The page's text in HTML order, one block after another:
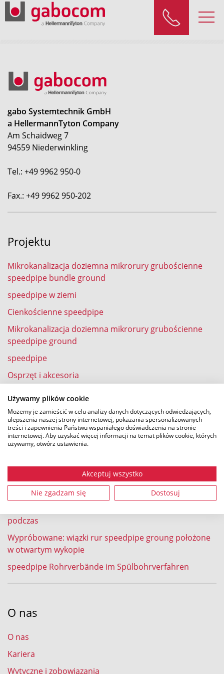
Używamy plików cookie
Możemy je zamieścić w celu analizy danych dotyczących odwiedzających,
ulepszenia naszej strony internetowej, pokazania spersonalizowanych
treści i zapewnienia Państwu wspaniałego doświadczenia na stronie
internetowej. Aby uzyskać więcej informacji na temat plików cookie, których
używamy, otwórz ustawienia.
Akceptuj wszystko
Nie zgadzam się Dostosuj
gabo Systemtechnik GmbH
a HellermannTyton Company
Am Schaidweg 7
94559 Niederwinkling
Tel.: +49 9962 950-0
Fax.: +49 9962 950-202
Projektu
Mikrokanalizacja doziemna mikrorury grubościenne
speedpipe bundle ground
speedpipe w ziemi
Cienkościenne speedpipe
Mikrokanalizacja doziemna mikrorury grubościenne
speedpipe ground
speedpipe
Osprzęt i akcesoria
Doświadczenie
Wprowadzenie do ziemi metodą pługową wiązek rur
speedpipe ground
podczas
Wypróbowane: wiązki rur speedpipe groung położone
w otwartym wykopie
speedpipe Rohrverbände im Spülbohrverfahren
O nas
O nas
Kariera
Wytyczne i zobowiązania